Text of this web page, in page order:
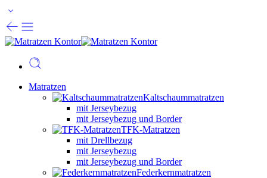
Matratzen
Kaltschaummatratzen
mit Jerseybezug
mit Jerseybezug und Border
TFK-Matratzen
mit Drellbezug
mit Jerseybezug
mit Jerseybezug und Border
Federkernmatratzen